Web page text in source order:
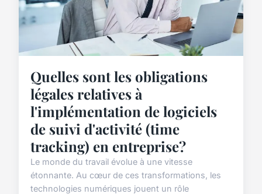
Quelles sont les obligations
légales relatives à
l'implémentation de logiciels
de suivi d'activité (time
tracking) en entreprise?
Le monde du travail évolue à une vitesse
étonnante. Au cœur de ces transformations, les
technologies numériques jouent un rôle